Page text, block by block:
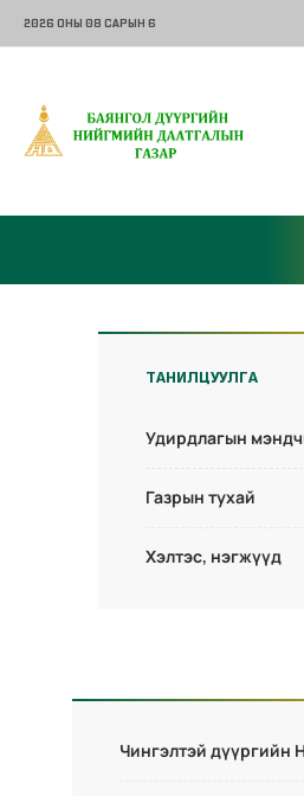
2026 ОНЫ 08 САРЫН 6
ТАНИЛЦУУЛГА
Удирдлагын
Газрын тухай
Хэлтэс, нэгжүүд
Чингэлтэй дүүргийн